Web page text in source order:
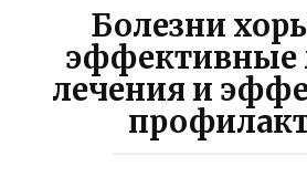
Болезни
эффективные
лечения и